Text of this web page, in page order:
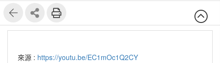
來源 : https://youtu.be/EC1mOc1Q2CY